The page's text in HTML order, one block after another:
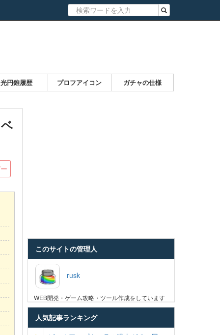
光円錐履歴 プロフアイコン ガチャの仕様
このサイトの管理人
rusk
WEB開発・ゲーム攻略・ツール作成をしています
人気記事ランキング